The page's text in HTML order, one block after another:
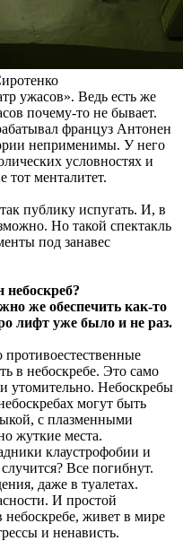
ужасов». Ведь есть же
почему-то не бывает.
француз Антонен
неприменимы. У него
условностях и
тот менталитет.
публику испугать. И, в
Но такой спектакль
под занавес
же обеспечить как-то
лифт уже было и не раз.
в небоскребе. Это само
утомительно. Небоскребы
могут быть
с плазменными
жуткие места.
клаустрофобии и
Все погибнут.
даже в туалетах.
И простой
живет в мире
и ненависть.